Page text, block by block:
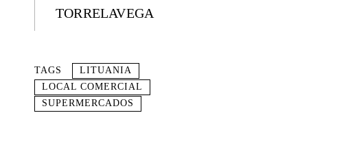
TORRELAVEGA
TAGS
LITUANIA
LOCAL COMERCIAL
SUPERMERCADOS